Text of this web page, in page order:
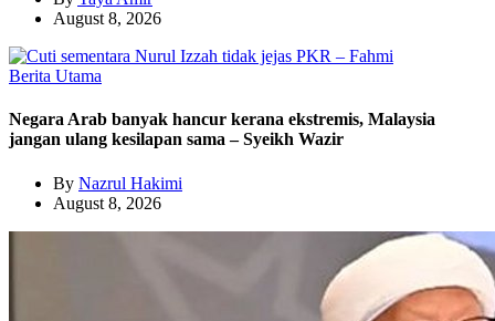
August 8, 2026
Berita Utama
Negara Arab banyak hancur kerana ekstremis, Malaysia
jangan ulang kesilapan sama – Syeikh Wazir
By Nazrul Hakimi
August 8, 2026